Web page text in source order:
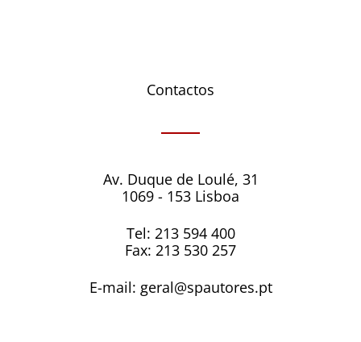
Contactos
Av. Duque de Loulé, 31
1069 - 153 Lisboa
Tel: 213 594 400
Fax: 213 530 257
E-mail: geral@spautores.pt